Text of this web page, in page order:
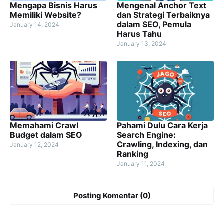
Mengapa Bisnis Harus
Memiliki Website?
January 14, 2024
Mengenal Anchor Text
dan Strategi Terbaiknya
dalam SEO, Pemula
Harus Tahu
January 13, 2024
Memahami Crawl
Budget dalam SEO
January 12, 2024
Pahami Dulu Cara Kerja
Search Engine:
Crawling, Indexing, dan
Ranking
January 11, 2024
Posting Komentar (0)